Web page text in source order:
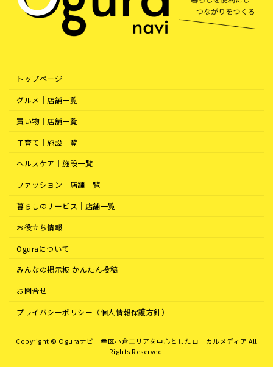
トップページ
グルメ｜店舗一覧
買い物｜店舗一覧
子育て｜施設一覧
ヘルスケア｜施設一覧
ファッション｜店舗一覧
暮らしのサービス｜店舗一覧
お役立ち情報
Oguraについて
みんなの掲示板 かんたん投稿
お問合せ
プライバシーポリシー（個人情報保護方針）
Copyright © Oguraナビ｜幸区小倉エリアを中心としたローカルメディア All
Rights Reserved.